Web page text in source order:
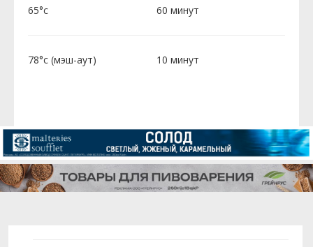
65°c 60 минут
78°c (мэш-аут) 10 минут